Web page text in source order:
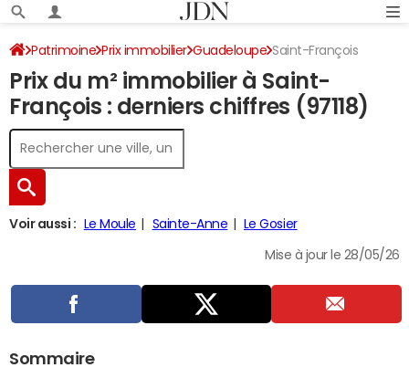
Patrimoine Prix immobilier Guadeloupe Saint-François
Prix du m² immobilier à Saint-
François : derniers chiffres (97118)
Voir aussi : Le Moule Sainte-Anne Le Gosier
Mise à jour le 28/05/26
Sommaire